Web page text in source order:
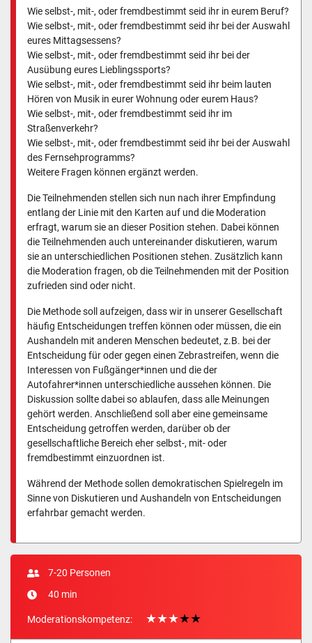
Wie selbst-, mit-, oder fremdbestimmt seid ihr in eurem Beruf?
Wie selbst-, mit-, oder fremdbestimmt seid ihr bei der Auswahl
eures Mittagsessens?
Wie selbst-, mit-, oder fremdbestimmt seid ihr bei der
Ausübung eures Lieblingssports?
Wie selbst-, mit-, oder fremdbestimmt seid ihr beim lauten
Hören von Musik in eurer Wohnung oder eurem Haus?
Wie selbst-, mit-, oder fremdbestimmt seid ihr im
Straßenverkehr?
Wie selbst-, mit-, oder fremdbestimmt seid ihr bei der Auswahl
des Fernsehprogramms?
Weitere Fragen können ergänzt werden.
Die Teilnehmenden stellen sich nun nach ihrer Empfindung
entlang der Linie mit den Karten auf und die Moderation
erfragt, warum sie an dieser Position stehen. Dabei können
die Teilnehmenden auch untereinander diskutieren, warum
sie an unterschiedlichen Positionen stehen. Zusätzlich kann
die Moderation fragen, ob die Teilnehmenden mit der Position
zufrieden sind oder nicht.
Die Methode soll aufzeigen, dass wir in unserer Gesellschaft
häufig Entscheidungen treffen können oder müssen, die ein
Aushandeln mit anderen Menschen bedeutet, z.B. bei der
Entscheidung für oder gegen einen Zebrastreifen, wenn die
Interessen von Fußgänger*innen und die der
Autofahrer*innen unterschiedliche aussehen können. Die
Diskussion sollte dabei so ablaufen, dass alle Meinungen
gehört werden. Anschließend soll aber eine gemeinsame
Entscheidung getroffen werden, darüber ob der
gesellschaftliche Bereich eher selbst-, mit- oder
fremdbestimmt einzuordnen ist.
Während der Methode sollen demokratischen Spielregeln im
Sinne von Diskutieren und Aushandeln von Entscheidungen
erfahrbar gemacht werden.
7-20 Personen
40 min
Moderationskompetenz: